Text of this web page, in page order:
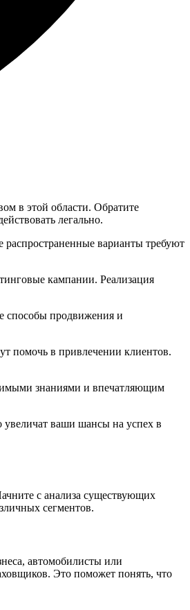
в этой области. Обратите
легально.
распространенные варианты требуют
кампании. Реализация
способы продвижения и
помочь в привлечении клиентов.
знаниями и впечатляющим
увеличат ваши шансы на успех в
с анализа существующих
сегментов.
автомобилисты или
Это поможет понять, что